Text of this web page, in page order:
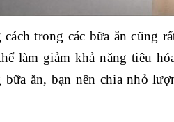
trong các bữa ăn cũng
làm giảm khả năng tiêu
bữa ăn, bạn nên chia nhỏ